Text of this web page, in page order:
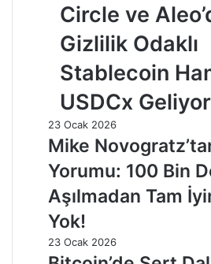
Circle ve
Gizlilik Odaklı
Stablecoin
USDCx
23 Ocak 2026
Mike
Yorumu: 100 Bin
Aşılmadan Tam
Yok!
23 Ocak 2026